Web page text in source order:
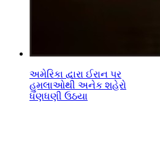
અમેરિકા દ્વારા ઈરાન પર
હુમલાઓથી અનેક શહેરો
ધણધણી ઉઠયા